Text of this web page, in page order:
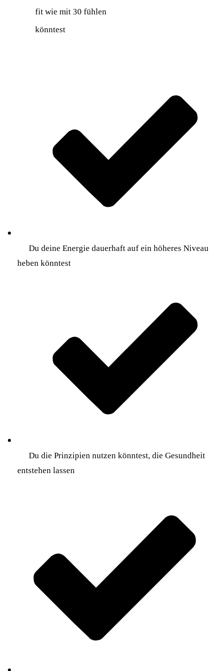
fit wie mit 30 fühlen
könntest
Du deine Energie dauerhaft auf ein höheres Niveau
heben könntest
Du die Prinzipien nutzen könntest, die Gesundheit
entstehen lassen